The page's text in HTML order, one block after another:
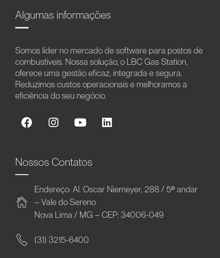
Algumas informações
Somos líder no mercado de software para postos de
combustíveis. Nossa solução, o LBC Gas Station,
oferece uma gestão eficaz, integrada e segura.
Reduzimos custos operacionais e melhoramos a
eficiência do seu negócio.
Nossos Contatos
Endereço: Al. Oscar Niemeyer, 288 / 5º andar
– Vale do Sereno
Nova Lima / MG – CEP: 34006-049
(31) 3215-6400